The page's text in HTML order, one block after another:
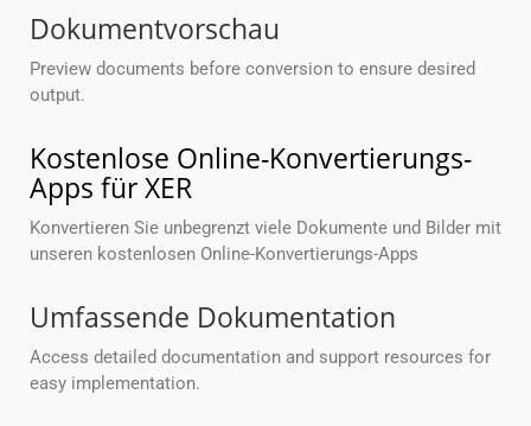
Dokumentvorschau
Preview documents before conversion to ensure desired
output.
Kostenlose Online-Konvertierungs-
Apps für XER
Konvertieren Sie unbegrenzt viele Dokumente und Bilder mit
unseren kostenlosen Online-Konvertierungs-Apps
Umfassende Dokumentation
Access detailed documentation and support resources for
easy implementation.